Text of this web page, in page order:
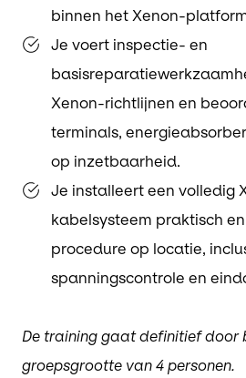
binnen het Xenon-
Je voert inspectie- en
Xenon-richtlijnen en
terminals,
op inzetbaarheid.
Je installeert een volledig
kabelsysteem praktisch
procedure op locatie,
spanningscontrole en
De training gaat definitief door
groepsgrootte van 4 personen.